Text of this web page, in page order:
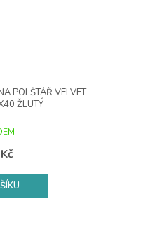
POLŠTÁŘ VELVET
ŽLUTÝ